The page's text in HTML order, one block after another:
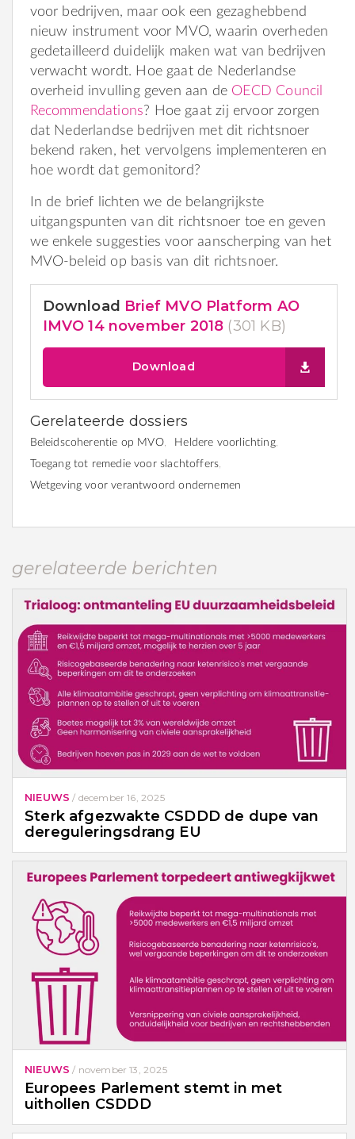
voor bedrijven, maar ook een gezaghebbend
nieuw instrument voor MVO, waarin overheden
gedetailleerd duidelijk maken wat van bedrijven
verwacht wordt. Hoe gaat de Nederlandse
overheid invulling geven aan de OECD Council
Recommendations? Hoe gaat zij ervoor zorgen
dat Nederlandse bedrijven met dit richtsnoer
bekend raken, het vervolgens implementeren en
hoe wordt dat gemonitord?
In de brief lichten we de belangrijkste
uitgangspunten van dit richtsnoer toe en geven
we enkele suggesties voor aanscherping van het
MVO-beleid op basis van dit richtsnoer.
Download Brief MVO Platform AO
IMVO 14 november 2018 (301 KB)
Download
Gerelateerde dossiers
Beleidscoherentie op MVO
Heldere voorlichting
Toegang tot remedie voor slachtoffers
Wetgeving voor verantwoord ondernemen
gerelateerde berichten
NIEUWS / december 16, 2025
Sterk afgezwakte CSDDD de dupe van
dereguleringsdrang EU
NIEUWS / november 13, 2025
Europees Parlement stemt in met
uithollen CSDDD